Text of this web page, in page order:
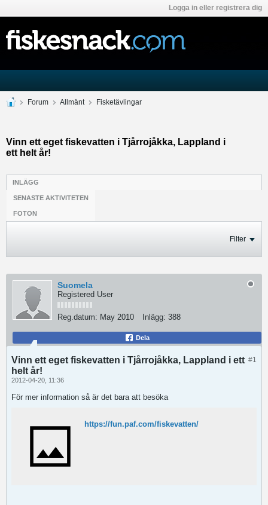
Logga in eller registrera dig
Forum Allmänt Fisketävlingar
Vinn ett eget fiskevatten i Tjårrojåkka, Lappland i
ett helt år!
INLÄGG
SENASTE AKTIVITETEN
FOTON
Filter
Suomela
Registered User
Reg.datum: May 2010 Inlägg: 388
Dela
#1
Vinn ett eget fiskevatten i Tjårrojåkka, Lappland i ett
helt år!
2012-04-20, 11:36
För mer information så är det bara att besöka
https://fun.paf.com/fiskevatten/